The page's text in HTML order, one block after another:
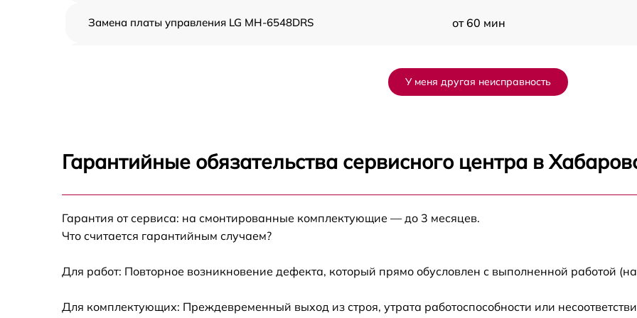
Замена платы управления LG MH-6548DRS от 60 мин
Ремонт волновода LG MH-6548DRS от 60 мин
6548DRS
Замена блока управления LG MH-6548DRS от 60 мин
У меня другая неисправность
Гарантийные обязательства сервисного центра в
Гарантия от сервиса: на смонтированные комплектующие — до 3 месяцев.
Что считается гарантийным случаем?
Для работ: Повторное возникновение дефекта, который прямо обусловлен с выполненной работой
Для комплектующих: Преждевременный выход из строя, утрата работоспособности или